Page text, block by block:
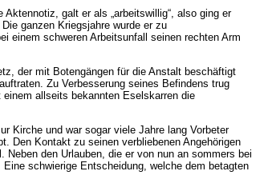
galt er als „arbeitswillig“, also ging er
ganzen Kriegsjahre wurde er zu
einem schweren Arbeitsunfall seinen rechten Arm
der mit Botengängen für die Anstalt beschäftigt
Zu Verbesserung seines Befindens trug
allseits bekannten Eselskarren die
Kirche und war sogar viele Jahre lang Vorbeter
Den Kontakt zu seinen verbliebenen Angehörigen
den Urlauben, die er von nun an sommers bei
schwierige Entscheidung, welche dem betagten